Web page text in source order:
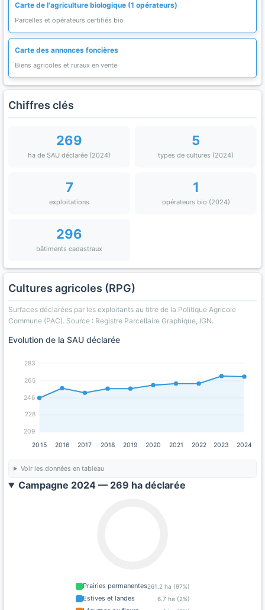
Carte de l'agriculture biologique (1 opérateurs)
Parcelles et opérateurs certifiés bio
Carte des annonces foncières
Biens agricoles et ruraux en vente
Chiffres clés
269
ha de SAU déclarée (2024)
5
types de cultures (2024)
7
exploitations
1
opérateurs bio (2024)
296
bâtiments cadastraux
Cultures agricoles (RPG)
Surfaces déclarées par les exploitants au titre de la Politique Agricole
Commune (PAC). Source : Registre Parcellaire Graphique, IGN.
Evolution de la SAU déclarée
209
228
246
265
283
2015 2016 2017 2018 2019 2020 2021 2022 2023 2024
Voir les données en tableau
Campagne 2024 — 269 ha déclarée
Prairies permanentes261.2 ha (97%)
Estives et landes 6.7 ha (2%)